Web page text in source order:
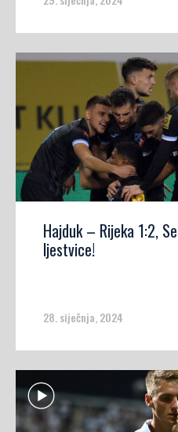
Hajduk – Rijeka 1:2,
ljestvice!
28. siječnja, 2024